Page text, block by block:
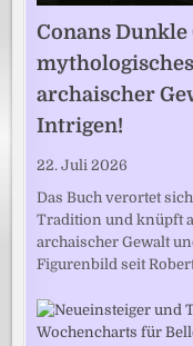
Conans
archaischer
Intrigen!
22. Juli 2026
Das Buch verortet
Tradition und knüpft
archaischer Gewalt
Figurenbild seit